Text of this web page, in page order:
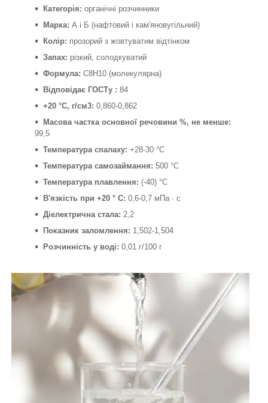
Категорія: органічні розчинники
Марка: А і Б (нафтовий і кам'яновугільний)
Колір: прозорий з жовтуватим відтінком
Запах: різкий, солодкуватий
Формула: C8H10 (молекулярна)
Відповідає ГОСТу : 84
+20 °C, г/см3: 0,860-0,862
Масова частка основної речовини %, не менше:
99,5
Температура спалаху: +28-30 °С
Температура самозаймання: 500 °С
Температура плавлення: (-40) °С
В'язкість при +20 ° С: 0,6-0,7 мПа · с
Діелектрична стала: 2,2
Показник заломлення: 1,502-1,504
Розчинність у воді: 0,01 г/100 г